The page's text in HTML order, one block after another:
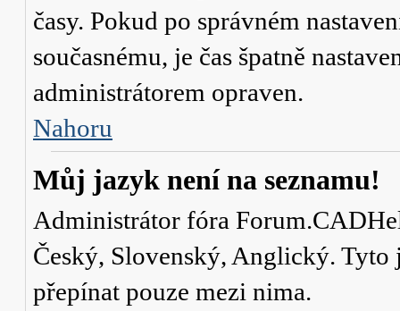
časy. Pokud po správném
současnému, je čas špatně
administrátorem opraven.
Nahoru
Můj jazyk není na seznamu!
Administrátor fóra
Český, Slovenský, Anglický.
přepínat pouze mezi nima.